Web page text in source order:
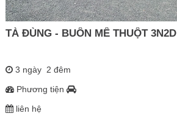
TÀ ĐÙNG - BUÔN MÊ THUỘT 3N2D
3 ngày 2 đêm
Phương tiện
liên hệ